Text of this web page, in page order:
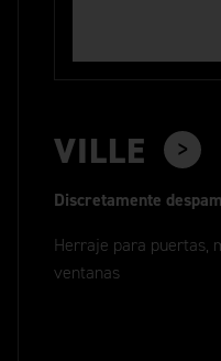
VILLE
Discretamente
Herraje para puertas,
ventanas